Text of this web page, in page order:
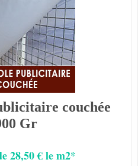
couchée
Gr
28,50 € le m2*